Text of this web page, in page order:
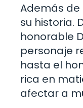
Además de
su historia.
honorable
personaje
hasta el
rica en
afectar a